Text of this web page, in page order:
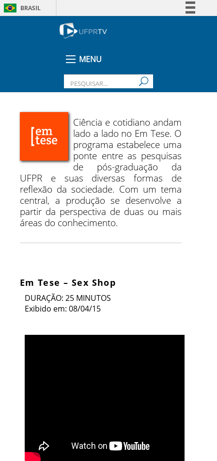
BRASIL
Legislação
MENU
Ciência e cotidiano andam
lado a lado no Em Tese. O
programa estabelece uma
ponte entre as pesquisas
de pós-graduação da
UFPR e suas diversas formas de
reflexão da sociedade. Com um tema
central, a produção se desenvolve a
partir da perspectiva de duas ou mais
áreas do conhecimento.
Em Tese – Sex Shop
DURAÇÃO: 25 MINUTOS
Exibido em: 08/04/15